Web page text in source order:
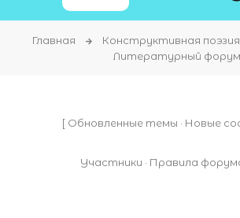
Главная
Конструктивная
Литературный форум
[ Обновленные темы · Новые
Участники · Правила